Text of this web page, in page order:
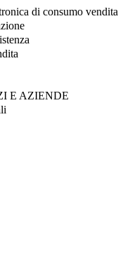
di consumo vendita
E AZIENDE